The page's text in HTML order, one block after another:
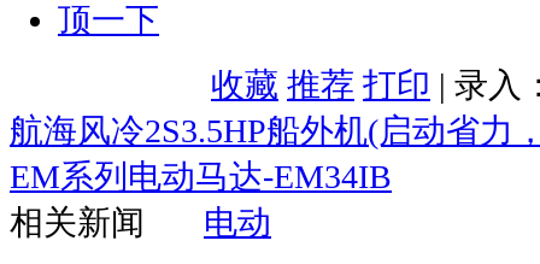
顶一下
收藏 推荐 打印 | 录入
航海风冷2S3.5HP船外机(启动省力
EM系列电动马达-EM34IB
相关新闻
电动